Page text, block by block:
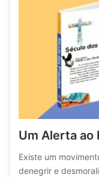
Um Alerta ao
Existe um
denegrir e